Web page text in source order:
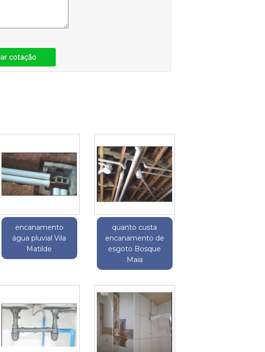
cotação
encanamento
água pluvial Vila
Matilde
quanto custa
encanamento de
esgoto Bosque
Maia